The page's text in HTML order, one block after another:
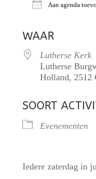
Aan agenda
WAAR
Lutherse Kerk
Lutherse
Holland, 2512
SOORT
Evenementen
Iedere zaterdag in